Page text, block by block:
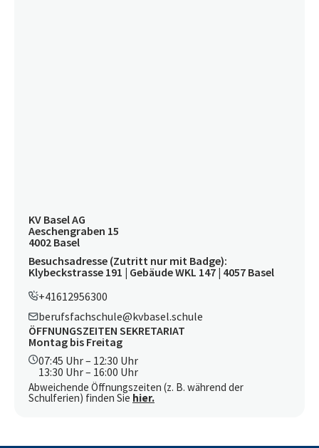
KV Basel AG
Aeschengraben 15
4002 Basel
Besuchsadresse (Zutritt nur mit Badge):
Klybeckstrasse 191 | Gebäude WKL 147 | 4057 Basel
+41612956300
berufsfachschule@kvbasel.schule
ÖFFNUNGSZEITEN SEKRETARIAT
Montag bis Freitag
07:45 Uhr – 12:30 Uhr
13:30 Uhr – 16:00 Uhr
Abweichende Öffnungszeiten (z. B. während der
Schulferien) finden Sie hier.